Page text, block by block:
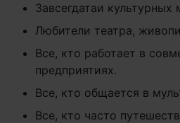
Завсегдатаи культурных
Любители театра,
Все, кто работает в
предприятиях.
Все, кто общается в
Все, кто часто